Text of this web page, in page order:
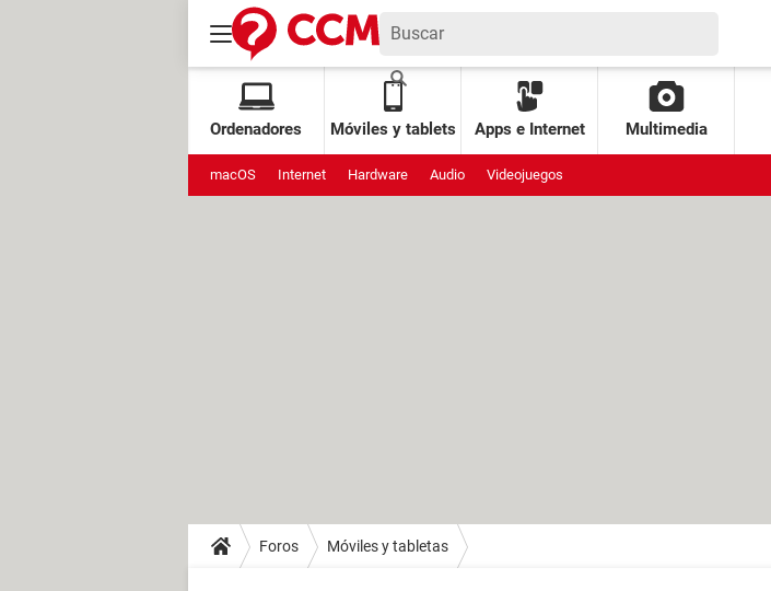
Ordenadores Móviles y tablets Apps e Internet Multimedia
macOS Internet Hardware Audio Videojuegos
Foros Móviles y tabletas